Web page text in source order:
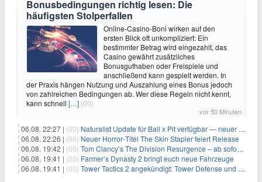
Bonusbedingungen richtig lesen: Die
häufigsten Stolperfallen
Online-Casino-Boni wirken auf den
ersten Blick oft unkompliziert: Ein
bestimmter Betrag wird eingezahlt, das
Casino gewährt zusätzliches
Bonusguthaben oder Freispiele und
anschließend kann gespielt werden. In
der Praxis hängen Nutzung und Auszahlung eines Bonus jedoch
von zahlreichen Bedingungen ab. Wer diese Regeln nicht kennt,
kann schnell […] (00)
vor 50 Minuten
06.08. 22:27 | (00) Naturalist Update für Ball x Pit verfügbar — neuer Content auf allen Plattformen
06.08. 22:26 | (00) Neuer Horror‑Titel The Skin Stapler feiert Release
06.08. 19:42 | (00) Tom Clancy’s The Division Resurgence – ab sofort für euch verfügbar
06.08. 19:41 | (00) Farmer’s Dynasty 2 bringt euch neue Fahrzeuge
06.08. 19:41 | (00) Tower Tactics 2 angekündigt: Tower Defense und Deckbuilding Kombo kehrt zurück